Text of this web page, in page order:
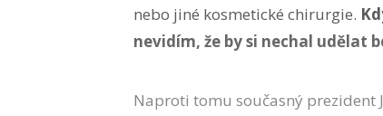
nebo jiné kosmetické chirurgie.
nevidím, že by si nechal udělat
Naproti tomu současný prezident